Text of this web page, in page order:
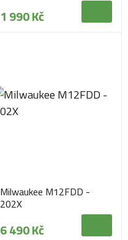
1 990 Kč
Milwaukee M12FDD -
202X
6 490 Kč